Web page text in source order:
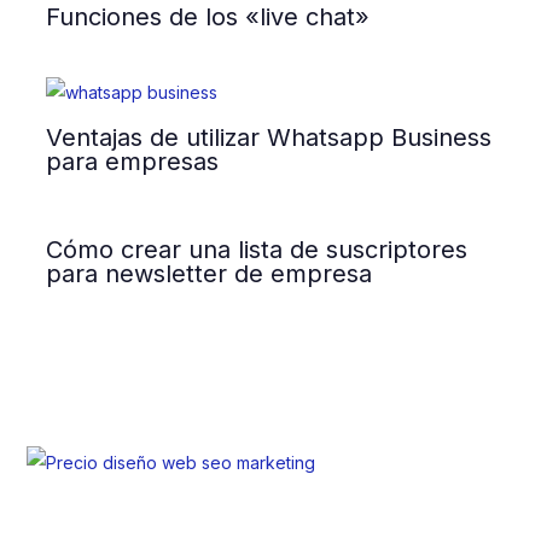
Funciones de los «live chat»
Ventajas de utilizar Whatsapp Business
para empresas
Cómo crear una lista de suscriptores
para newsletter de empresa